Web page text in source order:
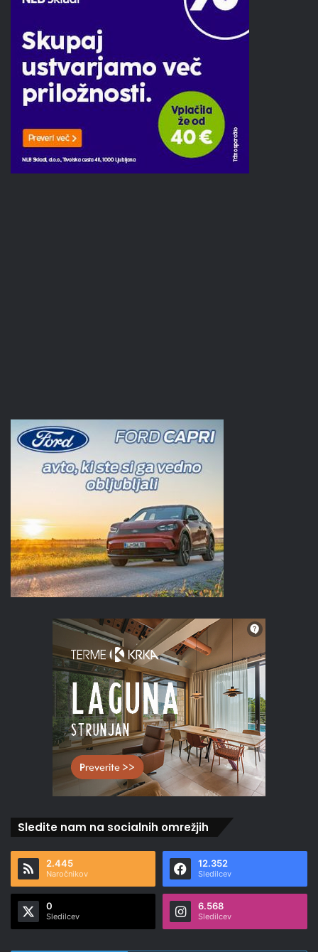
Sledite nam na socialnih omrežjih
2.445
Naročnikov
12.352
Sledilcev
0
Sledilcev
6.568
Sledilcev